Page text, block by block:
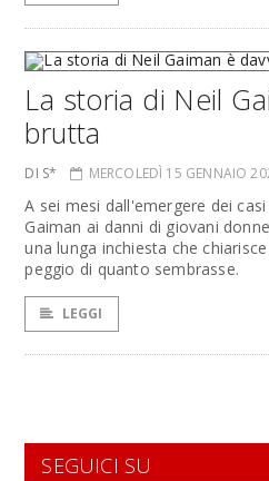
La storia di Neil
brutta
DI S* MERCOLEDÌ 15 GENNAIO
A sei mesi dall'emergere dei
Gaiman ai danni di giovani
una lunga inchiesta che
peggio di quanto sembrasse.
LEGGI
SEGUICI SU